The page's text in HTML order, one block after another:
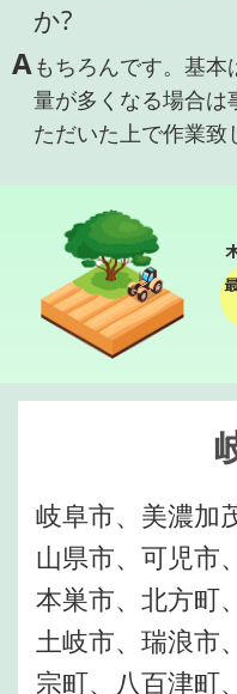
か?
Aもちろんです。基本
量が多くなる場合は
ただいた上で作業致
岐阜市、美濃加
山県市、可児市
本巣市、北方町
土岐市、瑞浪市
宗町、八百津町